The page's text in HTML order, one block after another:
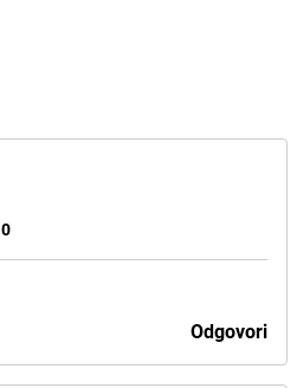
0
Odgovori